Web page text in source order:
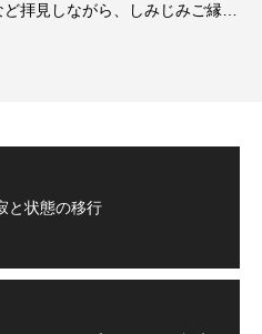
拝見しながら、しみじみご縁の
と状態の移行